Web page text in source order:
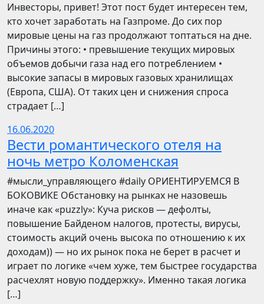
Инвесторы, привет! Этот пост будет интересен тем,
кто хочет заработать на Газпроме. До сих пор
мировые цены на газ продолжают топтаться на дне.
Причины этого: • превышение текущих мировых
объемов добычи газа над его потреблением •
высокие запасы в мировых газовых хранилищах
(Европа, США). От таких цен и снижения спроса
страдает […]
16.06.2020
Вести романтического отеля на
ночь метро Коломенская
​​#мысли_управляющего #daily ОРИЕНТИРУЕМСЯ В
БОКОВИКЕ Обстановку на рынках не назовешь
иначе как «puzzly»: Куча рисков — дефолты,
повышение Байденом налогов, протесты, вирусы,
стоимость акций очень высока по отношению к их
доходам)) — но их рынок пока не берет в расчет и
играет по логике «чем хуже, тем быстрее государства
расчехлят новую поддержку». Именно такая логика
[…]